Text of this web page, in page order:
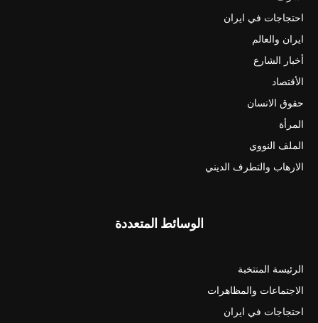
احتجاجات في ايران
ايران والعالم
أخبار الشارع
الأقتصاد
حقوق الانسان
المرأة
الملف النووي
الارهاب والتطرف الديني
الوسائط المتعددة
الرئيسة المنتخبة
الاجتماعات والمظاهرات
احتجاجات في ايران